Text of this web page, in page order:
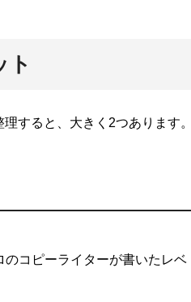
ト
すると、大きく2つあります
のコピーライターが書いたレベ